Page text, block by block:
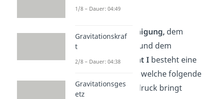
Winkelbeschleunigung,dem
Drehmoment
und dem
Trägheitsmoment Ibesteht eine
welche folgende
Formel zum Ausdruck bringt
1/8 – Dauer: 04:49
Gravitationskraf
t
2/8 – Dauer: 04:38
Gravitationsges
etz